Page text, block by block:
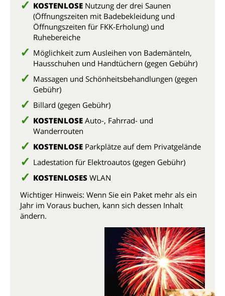
KOSTENLOSE Nutzung der drei Saunen
(Öffnungszeiten mit Badebekleidung und
Öffnungszeiten für FKK-Erholung) und
Ruhebereiche
Möglichkeit zum Ausleihen von Bademänteln,
Hausschuhen und Handtüchern (gegen Gebühr)
Massagen und Schönheitsbehandlungen (gegen
Gebühr)
Billard (gegen Gebühr)
KOSTENLOSE Auto-, Fahrrad- und
Wanderrouten
KOSTENLOSE Parkplätze auf dem Privatgelände
Ladestation für Elektroautos (gegen Gebühr)
KOSTENLOSES WLAN
Wichtiger Hinweis: Wenn Sie ein Paket mehr als ein
Jahr im Voraus buchen, kann sich dessen Inhalt
ändern.